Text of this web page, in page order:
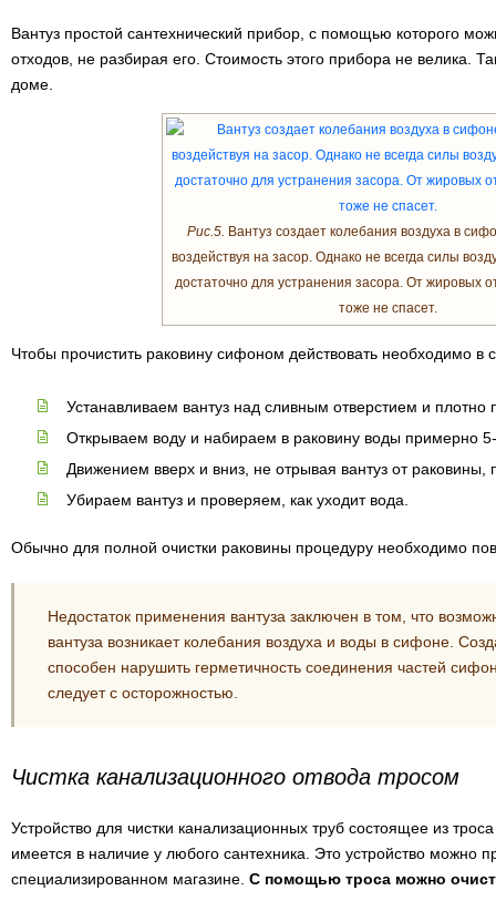
Вантуз простой сантехнический прибор, с помощью которого
отходов, не разбирая его. Стоимость этого прибора не велика.
доме.
Рис.5. Вантуз создает колебания воздуха в
воздействуя на засор. Однако не всегда силы
достаточно для устранения засора. От жировых
тоже не спасет.
Чтобы прочистить раковину сифоном действовать необходимо в
Устанавливаем вантуз над сливным отверстием и
Открываем воду и набираем в раковину воды примерно
Движением вверх и вниз, не отрывая вантуз от
Убираем вантуз и проверяем, как уходит вода.
Обычно для полной очистки раковины процедуру необходимо
Недостаток применения вантуза заключен в том, что
вантуза возникает колебания воздуха и воды в сифоне.
способен нарушить герметичность соединения частей
следует с осторожностью.
Чистка канализационного отвода тросом
Устройство для чистки канализационных труб состоящее из
имеется в наличие у любого сантехника. Это устройство можно
специализированном магазине. С помощью троса можно